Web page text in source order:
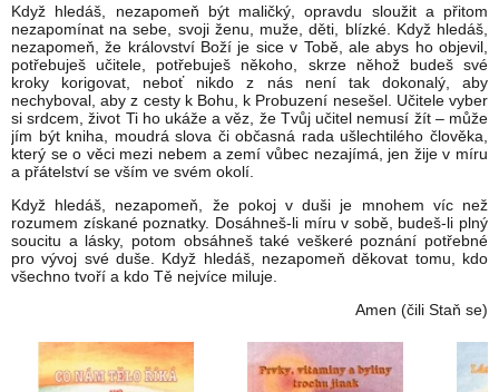
Když hledáš, nezapomeň být maličký, opravdu sloužit a přitom
nezapomínat na sebe, svoji ženu, muže, děti, blízké. Když hledáš,
nezapomeň, že království Boží je sice v Tobě, ale abys ho objevil,
potřebuješ učitele, potřebuješ někoho, skrze něhož budeš své
kroky korigovat, neboť nikdo z nás není tak dokonalý, aby
nechyboval, aby z cesty k Bohu, k Probuzení nesešel. Učitele vyber
si srdcem, život Ti ho ukáže a věz, že Tvůj učitel nemusí žít – může
jím být kniha, moudrá slova či občasná rada ušlechtilého člověka,
který se o věci mezi nebem a zemí vůbec nezajímá, jen žije v míru
a přátelství se vším ve svém okolí.
Když hledáš, nezapomeň, že pokoj v duši je mnohem víc než
rozumem získané poznatky. Dosáhneš-li míru v sobě, budeš-li plný
soucitu a lásky, potom obsáhneš také veškeré poznání potřebné
pro vývoj své duše. Když hledáš, nezapomeň děkovat tomu, kdo
všechno tvoří a kdo Tě nejvíce miluje.
Amen (čili Staň se)